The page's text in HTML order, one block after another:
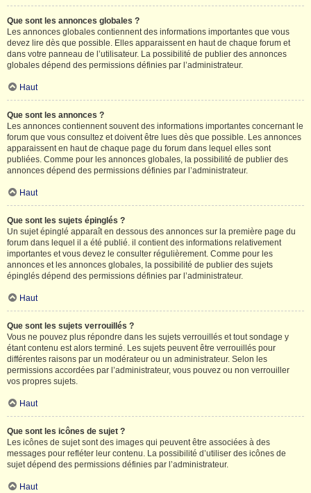
Que sont les annonces globales ?
Les annonces globales contiennent des informations importantes que vous
devez lire dès que possible. Elles apparaissent en haut de chaque forum et
dans votre panneau de l’utilisateur. La possibilité de publier des annonces
globales dépend des permissions définies par l’administrateur.
Haut
Que sont les annonces ?
Les annonces contiennent souvent des informations importantes concernant le
forum que vous consultez et doivent être lues dès que possible. Les annonces
apparaissent en haut de chaque page du forum dans lequel elles sont
publiées. Comme pour les annonces globales, la possibilité de publier des
annonces dépend des permissions définies par l’administrateur.
Haut
Que sont les sujets épinglés ?
Un sujet épinglé apparaît en dessous des annonces sur la première page du
forum dans lequel il a été publié. il contient des informations relativement
importantes et vous devez le consulter régulièrement. Comme pour les
annonces et les annonces globales, la possibilité de publier des sujets
épinglés dépend des permissions définies par l’administrateur.
Haut
Que sont les sujets verrouillés ?
Vous ne pouvez plus répondre dans les sujets verrouillés et tout sondage y
étant contenu est alors terminé. Les sujets peuvent être verrouillés pour
différentes raisons par un modérateur ou un administrateur. Selon les
permissions accordées par l’administrateur, vous pouvez ou non verrouiller
vos propres sujets.
Haut
Que sont les icônes de sujet ?
Les icônes de sujet sont des images qui peuvent être associées à des
messages pour refléter leur contenu. La possibilité d’utiliser des icônes de
sujet dépend des permissions définies par l’administrateur.
Haut